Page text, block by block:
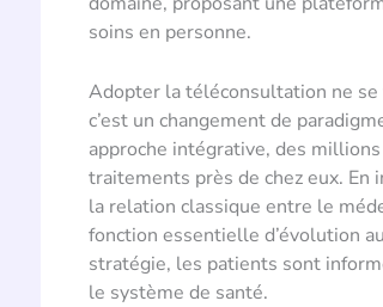
soins en personne.
Adopter la téléconsultation ne
c’est un changement de
approche intégrative, des
traitements près de chez eux.
la relation classique entre le
fonction essentielle d’évolution
stratégie, les patients sont
le système de santé.